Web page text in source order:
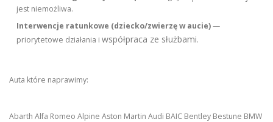
jest niemożliwa.
Interwencje ratunkowe (dziecko/zwierzę w aucie)—
priorytetowe działania iwspółpraca ze służbami.
Auta które naprawimy:
Abarth Alfa Romeo Alpine Aston Martin Audi BAIC Bentley Bestune BMW